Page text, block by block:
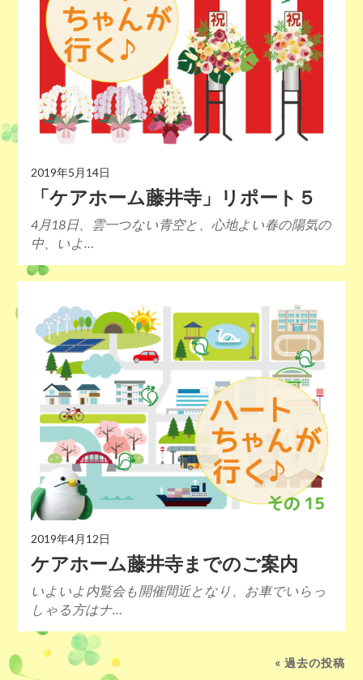
2019年5月14日
「ケアホーム藤井寺」リポート５
4月18日、雲一つない青空と、心地よい春の陽気の
中、いよ…
2019年4月12日
ケアホーム藤井寺までのご案内
いよいよ内覧会も開催間近となり、お車でいらっ
しゃる方はナ…
« 過去の投稿